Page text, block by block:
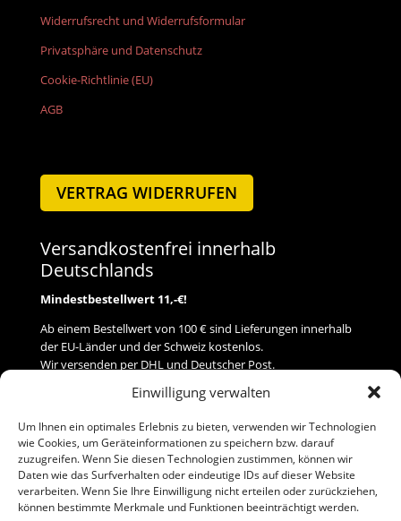
Einwilligung verwalten
Um Ihnen ein optimales Erlebnis zu bieten, verwenden wir Technologien
wie Cookies, um Geräteinformationen zu speichern bzw. darauf
zuzugreifen. Wenn Sie diesen Technologien zustimmen, können wir
Daten wie das Surfverhalten oder eindeutige IDs auf dieser Website
verarbeiten. Wenn Sie Ihre Einwilligung nicht erteilen oder zurückziehen,
können bestimmte Merkmale und Funktionen beeinträchtigt werden.
Widerrufsrecht und Widerrufsformular
Privatsphäre und Datenschutz
Cookie-Richtlinie (EU)
AGB
VERTRAG WIDERRUFEN
Versandkostenfrei innerhalb
Deutschlands
Mindestbestellwert 11,-€!
Ab einem Bestellwert von 100 € sind Lieferungen innerhalb
der EU-Länder und der Schweiz kostenlos.
Wir versenden per DHL und Deutscher Post.
Versand
Zahlung
Baumann Modellspielwaren